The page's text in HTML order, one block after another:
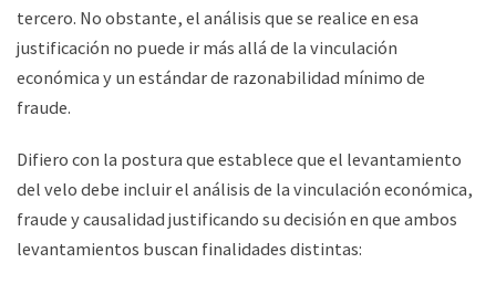
tercero. No obstante, el análisis que se realice en esa
justificación no puede ir más allá de la vinculación
económica y un estándar de razonabilidad mínimo de
fraude.
Difiero con la postura que establece que el levantamiento
del velo debe incluir el análisis de la vinculación económica,
fraude y causalidad justificando su decisión en que ambos
levantamientos buscan finalidades distintas: